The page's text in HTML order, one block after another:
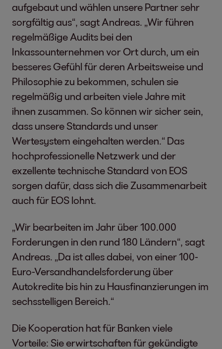
aufgebaut und wählen unsere Partner sehr
sorgfältig aus“, sagt Andreas. „Wir führen
regelmäßige Audits bei den
Inkassounternehmen vor Ort durch, um ein
besseres Gefühl für deren Arbeitsweise und
Philosophie zu bekommen, schulen sie
regelmäßig und arbeiten viele Jahre mit
ihnen zusammen. So können wir sicher sein,
dass unsere Standards und unser
Wertesystem eingehalten werden.“ Das
hochprofessionelle Netzwerk und der
exzellente technische Standard von EOS
sorgen dafür, dass sich die Zusammenarbeit
auch für EOS lohnt.
„Wir bearbeiten im Jahr über 100.000
Forderungen in den rund 180 Ländern“, sagt
Andreas. „Da ist alles dabei, von einer 100-
Euro-Versandhandelsforderung über
Autokredite bis hin zu Hausfinanzierungen im
sechsstelligen Bereich.“
Die Kooperation hat für Banken viele
Vorteile: Sie erwirtschaften für gekündigte